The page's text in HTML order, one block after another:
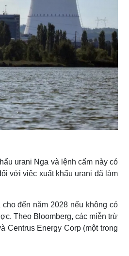
urani Nga và lệnh cấm này có
với việc xuất khẩu urani đã làm
đến năm 2028 nếu không có
Theo Bloomberg, các miễn trừ
Centrus Energy Corp (một trong